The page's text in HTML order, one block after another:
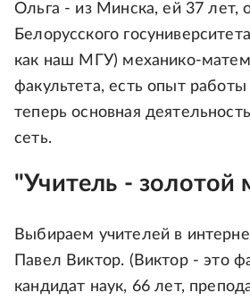
Ольга - из Минска, ей 37 лет,
Белорусского
как наш МГУ) механико-
факультета, есть опыт
теперь основная
сеть.
"Учитель - золотой
Выбираем учителей в
Павел Виктор. (Виктор - это
кандидат наук, 66 лет,